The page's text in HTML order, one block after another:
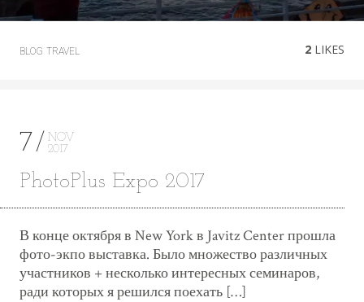
BLOG TRAVEL 2 LIKES
7
NOV
2017
PhotoPlus Expo 2017
В конце октября в New York в Javitz Center прошла
фото-экпо выставка. Было множество различных
участников + несколько интересных семинаров,
ради которых я решился поехать […]